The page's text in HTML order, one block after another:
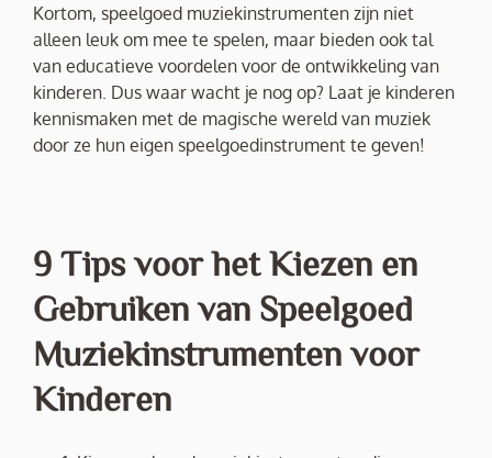
Kortom, speelgoed muziekinstrumenten zijn niet
alleen leuk om mee te spelen, maar bieden ook tal
van educatieve voordelen voor de ontwikkeling van
kinderen. Dus waar wacht je nog op? Laat je kinderen
kennismaken met de magische wereld van muziek
door ze hun eigen speelgoedinstrument te geven!
9 Tips voor het Kiezen en
Gebruiken van Speelgoed
Muziekinstrumenten voor
Kinderen